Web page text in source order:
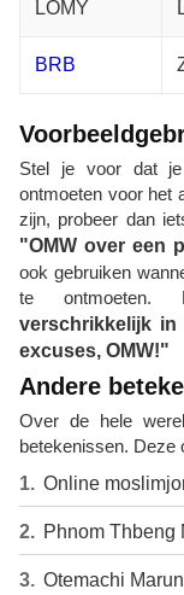
LOMY
BRB
Stel je voor dat
ontmoeten voor het
zijn, probeer dan
"OMW over een
ook gebruiken
te ontmoeten.
verschrikkelijk in
excuses, OMW!"
Andere
Over de hele
betekenissen. Deze
Online
Phnom Thbeng
Otemachi